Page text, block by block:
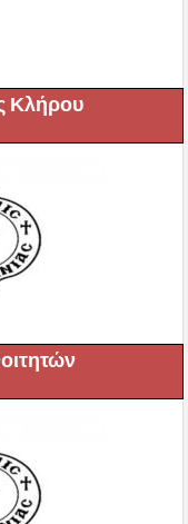
Κλήρου